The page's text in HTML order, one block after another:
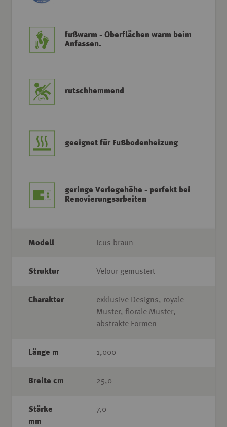
fußwarm - Oberflächen warm beim
Anfassen.
rutschhemmend
geeignet für Fußbodenheizung
geringe Verlegehöhe - perfekt bei
Renovierungsarbeiten
Modell Icus braun
Struktur Velour gemustert
Charakter
exklusive Designs, royale
Muster, florale Muster,
abstrakte Formen
Länge m 1,000
Breite cm 25,0
Stärke
mm
7,0